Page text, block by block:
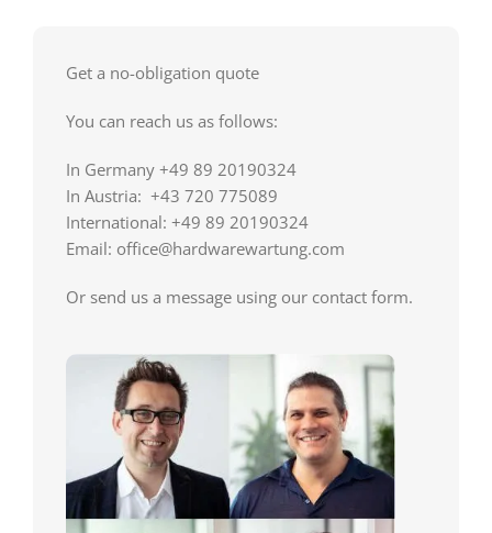
Get a no-obligation quote
You can reach us as follows:
In Germany +49 89 20190324
In Austria: +43 720 775089
International: +49 89 20190324
Email: office@hardwarewartung.com
Or send us a message using our contact form.